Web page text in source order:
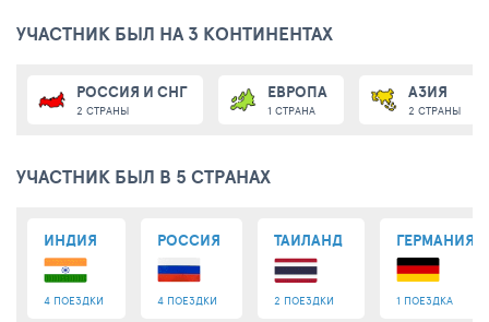
УЧАСТНИК БЫЛ НА 3 КОНТИНЕНТАХ
РОССИЯ И СНГ
2 СТРАНЫ
ЕВРОПА
1 СТРАНА
АЗИЯ
2 СТРАНЫ
УЧАСТНИК БЫЛ В 5 СТРАНАХ
ИНДИЯ
4 ПОЕЗДКИ
РОССИЯ
4 ПОЕЗДКИ
ТАИЛАНД
2 ПОЕЗДКИ
ГЕРМАНИЯ
1 ПОЕЗДКА